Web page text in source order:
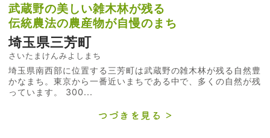
武蔵野の美しい雑木林が残る
伝統農法の農産物が自慢のまち
埼玉県三芳町
さいたまけんみよしまち
埼玉県南西部に位置する三芳町は武蔵野の雑木林が残る自然豊
かなまち。東京から一番近いまちである中で、多くの自然が残
っています。 300...
つづきを見る